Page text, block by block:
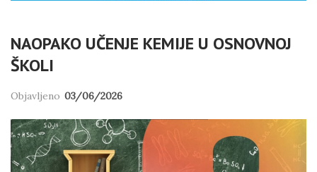
NAOPAKO UČENJE KEMIJE U OSNOVNOJ
ŠKOLI
Objavljeno 03/06/2026